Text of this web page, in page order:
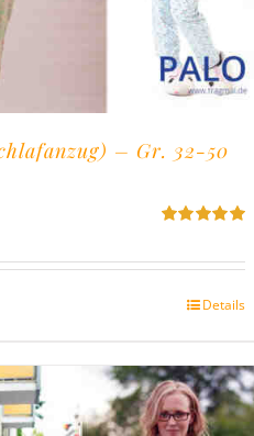
– Gr. 32-50
5
Details